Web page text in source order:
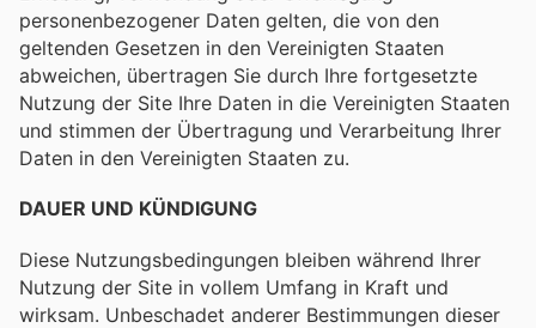
personenbezogener Daten gelten, die von den
geltenden Gesetzen in den Vereinigten Staaten
abweichen, übertragen Sie durch Ihre fortgesetzte
Nutzung der Site Ihre Daten in die Vereinigten Staaten
und stimmen der Übertragung und Verarbeitung Ihrer
Daten in den Vereinigten Staaten zu.
DAUER UND KÜNDIGUNG
Diese Nutzungsbedingungen bleiben während Ihrer
Nutzung der Site in vollem Umfang in Kraft und
wirksam. Unbeschadet anderer Bestimmungen dieser